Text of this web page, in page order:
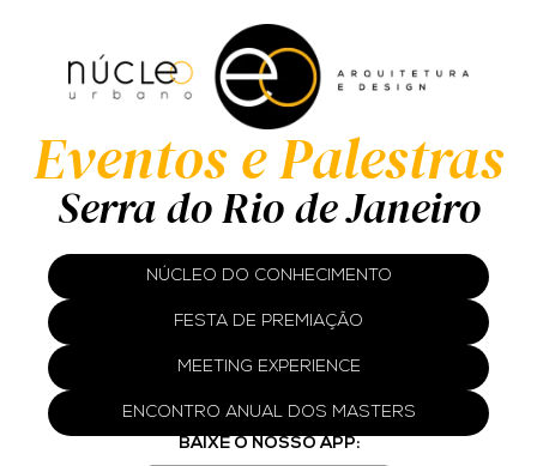
Eventos e Palestras
Serra do Rio de Janeiro
NÚCLEO DO CONHECIMENTO
FESTA DE PREMIAÇÃO
MEETING EXPERIENCE
ENCONTRO ANUAL DOS MASTERS
BAIXE O NOSSO APP: